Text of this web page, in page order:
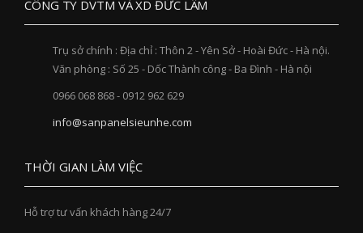
CÔNG TY DVTM VÀ XD ĐỨC LÂM
Trụ sở chính : Địa chỉ : Thôn 2 - Yên Sở - Hoài Đức - Hà nội.
Văn phòng : Số 25 - Dốc Thành công - Ba Đình - Hà nội
0966 068 868 - 0912 962 629
info@sanpanelsieunhe.com
THỜI GIAN LÀM VIỆC
Hỗ trợ tư vấn khách hàng 24/7